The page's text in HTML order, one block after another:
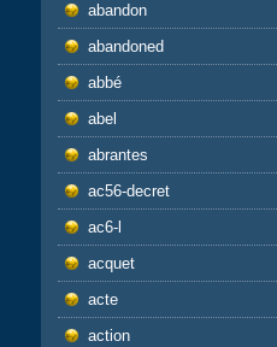
abandon
abandoned
abbé
abel
abrantes
ac56-decret
ac6-l
acquet
acte
action